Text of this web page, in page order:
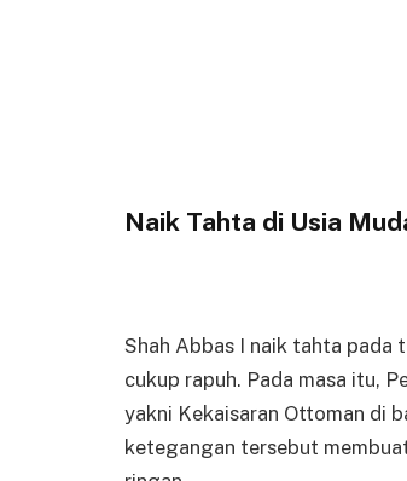
Naik Tahta di Usia
Shah Abbas I naik tahta pada
cukup rapuh. Pada masa itu,
yakni Kekaisaran Ottoman di
ketegangan tersebut